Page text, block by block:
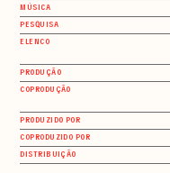
MÚSICA
PESQUISA
ELENCO
PRODUÇÃO
COPRODUÇÃO
PRODUZIDO POR
COPRODUZIDO POR
DISTRIBUIÇÃO